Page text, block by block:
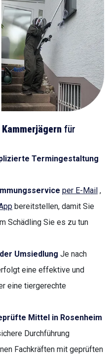
für
Termingestaltung
per E-Mail ,
bereitstellen, damit Sie
Schädling Sie es zu tun
Umsiedlung Je nach
eine effektive und
eine tiergerechte
Mittel in Rosenheim
Durchführung
Fachkräften mit geprüften